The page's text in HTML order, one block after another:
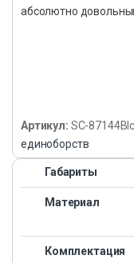
абсолютно
Артикул: SC-
единоборств
Габариты
Материал
Комплектация